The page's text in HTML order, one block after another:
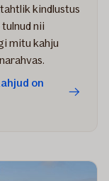
kindlustus
nii
mitu kahju
on